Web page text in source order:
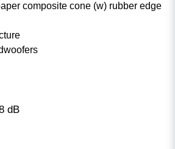
composite cone (w) rubber edge
dB